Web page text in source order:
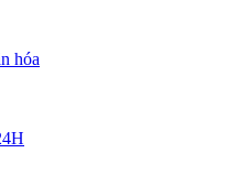
hóa